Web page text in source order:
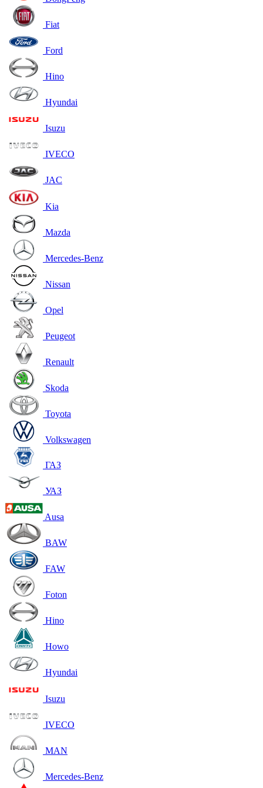
Fiat
Ford
Hino
Hyundai
Isuzu
IVECO
JAC
Kia
Mazda
Mercedes-Benz
Nissan
Opel
Peugeot
Renault
Skoda
Toyota
Volkswagen
ГАЗ
УАЗ
Ausa
BAW
FAW
Foton
Hino
Howo
Hyundai
Isuzu
IVECO
MAN
Mercedes-Benz